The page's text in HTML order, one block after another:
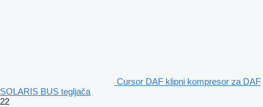
Cursor DAF klipni kompresor za DAF
SOLARIS BUS tegljača
22